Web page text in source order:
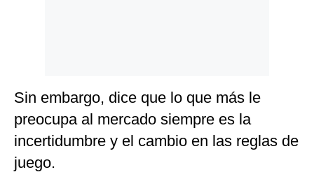
Sin embargo, dice que lo que más le
preocupa al mercado siempre es la
incertidumbre y el cambio en las reglas de
juego.